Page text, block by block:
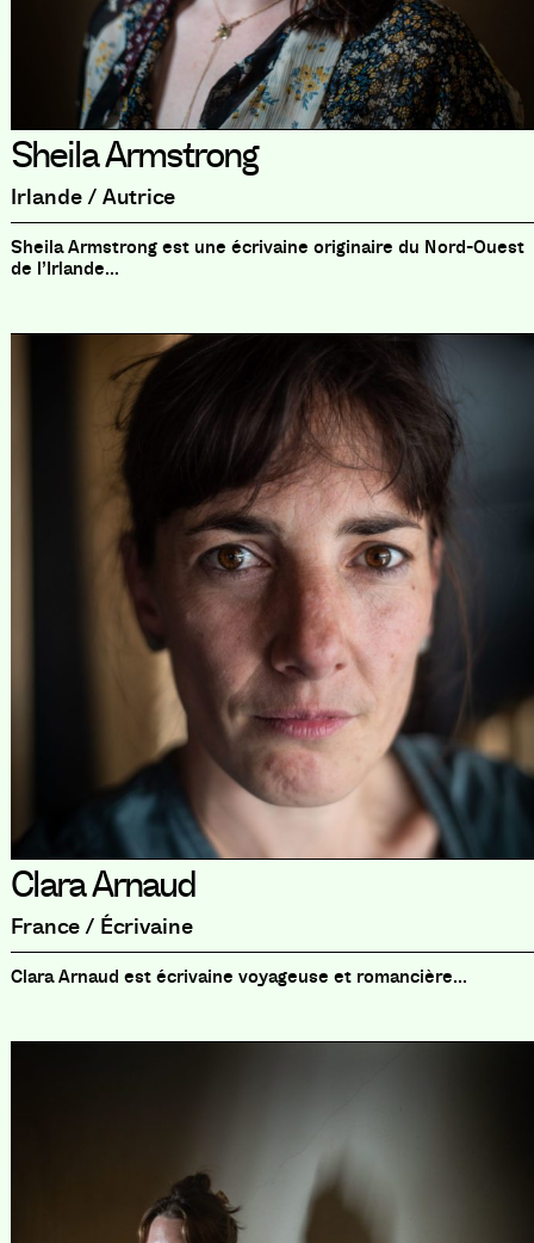
Sheila Armstrong
Irlande / Autrice
Sheila Armstrong est une écrivaine originaire du Nord-Ouest
de l’Irlande...
Clara Arnaud
France / Écrivaine
Clara Arnaud est écrivaine voyageuse et romancière...